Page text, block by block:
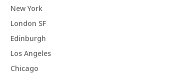
New York
London SF
Edinburgh
Los Angeles
Chicago